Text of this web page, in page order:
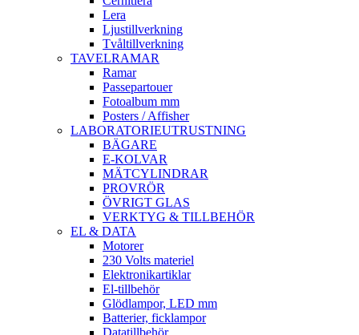
Lera
Ljustillverkning
Tvåltillverkning
TAVELRAMAR
Ramar
Passepartouer
Fotoalbum mm
Posters / Affisher
LABORATORIEUTRUSTNING
BÄGARE
E-KOLVAR
MÄTCYLINDRAR
PROVRÖR
ÖVRIGT GLAS
VERKTYG & TILLBEHÖR
EL & DATA
Motorer
230 Volts materiel
Elektronikartiklar
El-tillbehör
Glödlampor, LED mm
Batterier, ficklampor
Datatillbehör